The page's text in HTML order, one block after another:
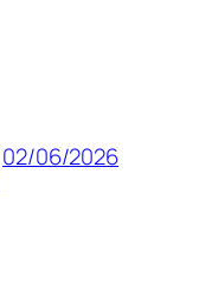
02/06/2026